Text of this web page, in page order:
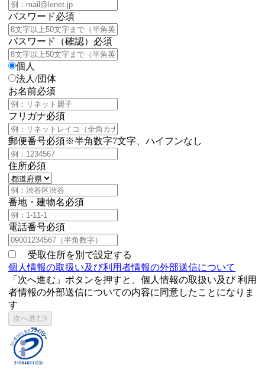
パスワード必須
パスワード（確認） 必須
個人
法人/団体
お名前必須
フリガナ必須
郵便番号必須※半角数字7文字、ハイフンなし
住所必須
番地・建物名必須
電話番号必須
受取住所を別で設定する
個人情報の取扱い及び利用者情報の外部送信について
「次へ進む」ボタンを押すと、個人情報の取扱い及び 利用
者情報の外部送信についての内容に同意したことになりま
す
次へ進む